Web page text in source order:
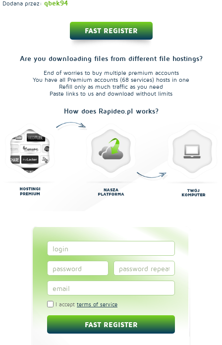
Dodana przez: qbek94
FAST REGISTER
Are you downloading files from different file hostings?
End of worries to buy multiple premium accounts
You have all Premium accounts (68 services) hosts in one
Refill only as much traffic as you need
Paste links to us and download without limits
How does Rapideo.pl works?
I accept terms of service